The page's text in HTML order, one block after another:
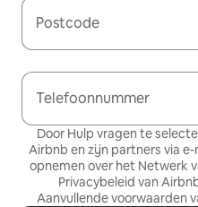
Postcode
Telefoonnummer
Door Hulp vragen te
Airbnb en zijn partners via
opnemen over het Netwerk
Privacybeleid van
Aanvullende voorwaarden